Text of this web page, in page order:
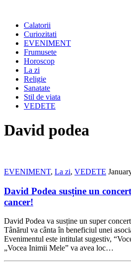
Calatorii
Curiozitati
EVENIMENT
Frumusete
Horoscop
La zi
Religie
Sanatate
Stil de viata
VEDETE
David podea
EVENIMENT, La zi, VEDETE
David Podea susține un
cancer!
David Podea va susține un super
Tânărul va cânta în beneficiul unei
Evenimentul este intitulat sugestiv,
„Vocea Inimii Mele” va avea loc…